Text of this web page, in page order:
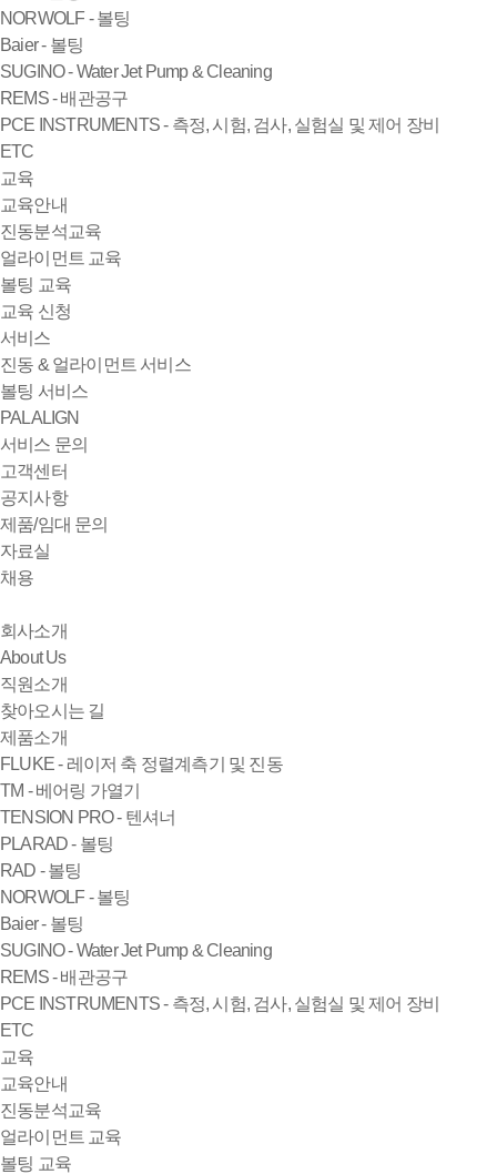
NORWOLF - 볼팅
Baier - 볼팅
SUGINO - Water Jet Pump & Cleaning
REMS - 배관공구
PCE INSTRUMENTS - 측정, 시험, 검사, 실험실 및 제어 장비
ETC
교육
교육안내
진동분석교육
얼라이먼트 교육
볼팅 교육
교육 신청
서비스
진동 & 얼라이먼트 서비스
볼팅 서비스
PALALIGN
서비스 문의
고객센터
공지사항
제품/임대 문의
자료실
채용
회사소개
About Us
직원소개
찾아오시는 길
제품소개
FLUKE - 레이저 축 정렬계측기 및 진동
TM - 베어링 가열기
TENSION PRO - 텐셔너
PLARAD - 볼팅
RAD - 볼팅
NORWOLF - 볼팅
Baier - 볼팅
SUGINO - Water Jet Pump & Cleaning
REMS - 배관공구
PCE INSTRUMENTS - 측정, 시험, 검사, 실험실 및 제어 장비
ETC
교육
교육안내
진동분석교육
얼라이먼트 교육
볼팅 교육